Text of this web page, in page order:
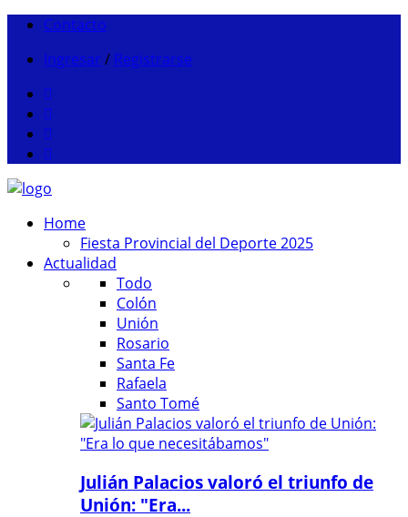
Contacto
Ingresar / Registrarse
Home
Fiesta Provincial del Deporte 2025
Actualidad
Todo
Colón
Unión
Rosario
Santa Fe
Rafaela
Santo Tomé
Julián Palacios valoró el triunfo de
Unión: "Era...